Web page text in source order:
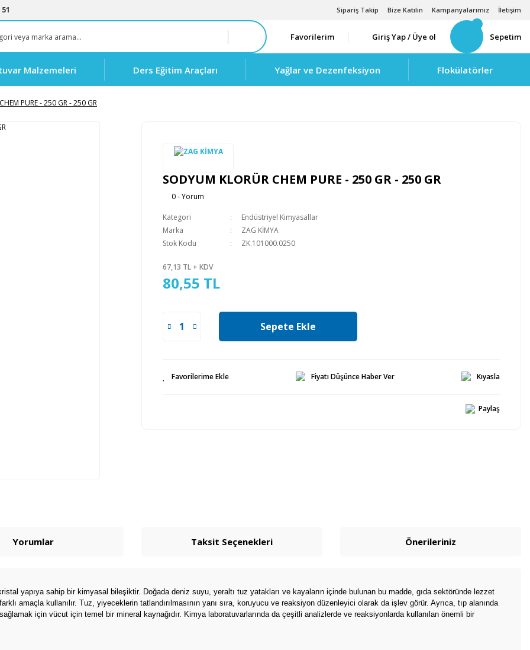
Sipariş Takip Bize Katılın Kampanyalarımız İletişim
Favorilerim Giriş Yap / Üye ol Sepetim
Malzemeleri Ders Eğitim Araçları Yağlar ve Dezenfeksiyon Flokülatörler
PURE - 250 GR - 250 GR
SODYUM KLORÜR CHEM PURE - 250 GR - 250 GR
0 - Yorum
Kategori
Endüstriyel Kimyasallar
Marka
ZAG KİMYA
Stok Kodu
ZK.101000.0250
67,13 TL + KDV
80,55 TL
Sepete Ekle
Fiyatı Düşünce Haber Ver Kıyasla
Paylaş
Yorumlar Taksit Seçenekleri Önerileriniz
yapıya sahip bir kimyasal bileşiktir. Doğada deniz suyu, yeraltı tuz yatakları ve kayaların içinde bulunan bu madde, gıda sektöründe lezzet
amaçla kullanılır. Tuz, yiyeceklerin tatlandırılmasının yanı sıra, koruyucu ve reaksiyon düzenleyici olarak da işlev görür. Ayrıca, tıp alanında
için vücut için temel bir mineral kaynağıdır. Kimya laboratuvarlarında da çeşitli analizlerde ve reaksiyonlarda kullanılan önemli bir